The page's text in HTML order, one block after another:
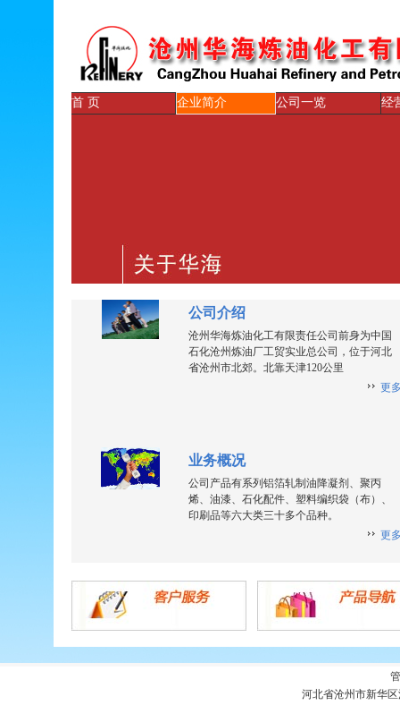
首 页 企业简介 公司一览 经
公司介绍
沧州华海炼油化工有限责任公司前身为中国
石化沧州炼油厂工贸实业总公司，位于河北
省沧州市北郊。北靠天津120公里
更
业务概况
公司产品有系列铝箔轧制油降凝剂、聚丙
烯、油漆、石化配件、塑料编织袋（布）、
印刷品等六大类三十多个品种。
更
河北省沧州市新华